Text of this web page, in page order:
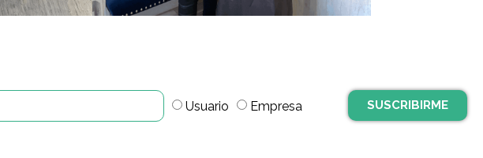
Usuario
Empresa
SUSCRIBIRME